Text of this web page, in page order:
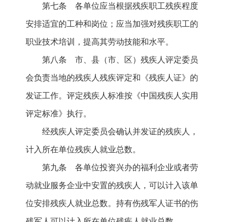
第七条 各单位应当根据残疾职工残疾程度
安排适宜的工种和岗位；应当加强对残疾职工的
职业技术培训，提高其劳动技能和水平。
第八条 市、县（市、区）残疾人评定委员
会负责当地的残疾人残疾评定和《残疾人证》的
发证工作。评定残疾人标准按《中国残疾人实用
评定标准》执行。
经残疾人评定委员会确认并发证的残疾人，
计入所在单位残疾人就业总数。
第九条 各单位投资兴办的福利企业或者劳
动就业服务企业中安置的残疾人，可以计入该单
位安排残疾人就业总数。持有伤残军人证书的伤